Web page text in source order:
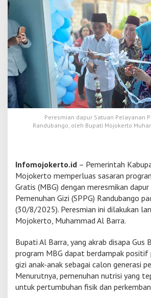
e
r
t
o
P
e
r
l
u
a
s
P
r
o
m
a
k
a
n
B
g
i
z
i
r
Peresmian dapur Satuan Pelayanan
Randubango, oleh Bupati Mojokerto
Infomojokerto.id – Pemerintah
Mojokerto memperluas sasaran
Gratis (MBG) dengan meresmikan
Pemenuhan Gizi (SPPG) Randubango
(30/8/2025). Peresmian ini dilakukan
Mojokerto, Muhammad Al Barra.
Bupati Al Barra, yang akrab disapa Gus
program MBG dapat berdampak positif
gizi anak-anak sebagai calon generasi
Menurutnya, pemenuhan nutrisi yang
untuk pertumbuhan fisik dan